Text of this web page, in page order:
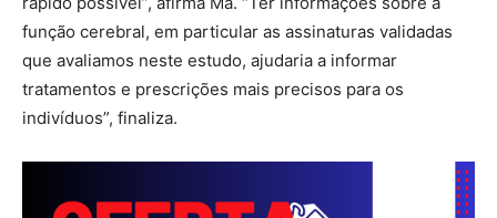
função cerebral, em particular as assinaturas validadas
que avaliamos neste estudo, ajudaria a informar
tratamentos e prescrições mais precisos para os
indivíduos”, finaliza.